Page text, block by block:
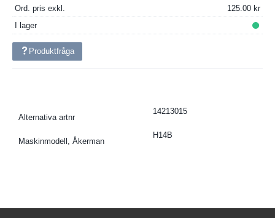
Ord. pris exkl.
125.00
I lager
Produktfråga
Alternativa artnr
14213015
Maskinmodell, Åkerman
H14B